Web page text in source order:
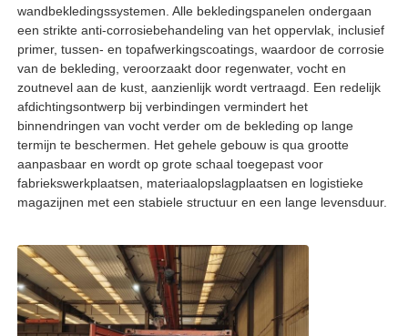
Thuis
Producten
Over ons
Kwaliteitscontrole
wandbekledingssystemen. Alle bekledingspanelen ondergaan
een strikte anti-corrosiebehandeling van het oppervlak, inclusief
primer, tussen- en topafwerkingscoatings, waardoor de corrosie
van de bekleding, veroorzaakt door regenwater, vocht en
zoutnevel aan de kust, aanzienlijk wordt vertraagd. Een redelijk
afdichtingsontwerp bij verbindingen vermindert het
binnendringen van vocht verder om de bekleding op lange
termijn te beschermen. Het gehele gebouw is qua grootte
aanpasbaar en wordt op grote schaal toegepast voor
fabriekswerkplaatsen, materiaalopslagplaatsen en logistieke
magazijnen met een stabiele structuur en een lange levensduur.